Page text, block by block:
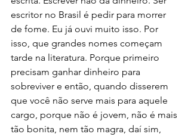
escritor no Brasil é pedir para morrer
de fome. Eu já ouvi muito isso. Por
isso, que grandes nomes começam
tarde na literatura. Porque primeiro
precisam ganhar dinheiro para
sobreviver e então, quando disserem
que você não serve mais para aquele
cargo, porque não é jovem, não é mais
tão bonita, nem tão magra, daí sim,